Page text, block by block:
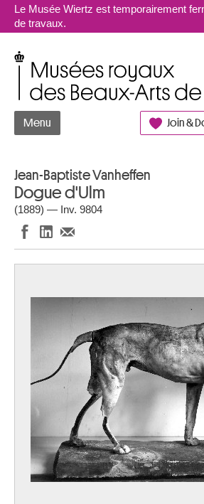
Aller au
Le Musée Wiertz est temporairement
de travaux.
Menu Join &
Jean-Baptiste Vanheffen
Dogue d'Ulm
(1889) — Inv. 9804